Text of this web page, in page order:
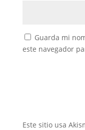
Guarda mi
este navegador
Este sitio usa